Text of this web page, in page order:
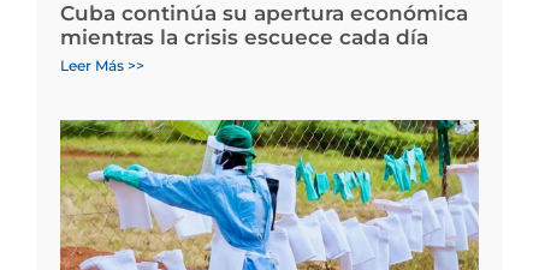
Cuba continúa su apertura económica
mientras la crisis escuece cada día
Leer Más >>